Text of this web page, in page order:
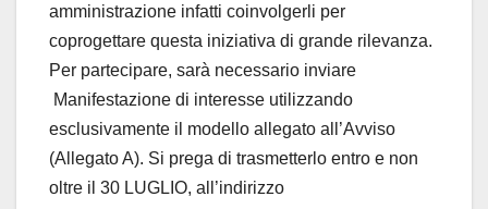
amministrazione infatti coinvolgerli per
coprogettare questa iniziativa di grande rilevanza.
Per partecipare, sarà necessario inviare
Manifestazione di interesse utilizzando
esclusivamente il modello allegato all’Avviso
(Allegato A). Si prega di trasmetterlo entro e non
oltre il 30 LUGLIO, all’indirizzo